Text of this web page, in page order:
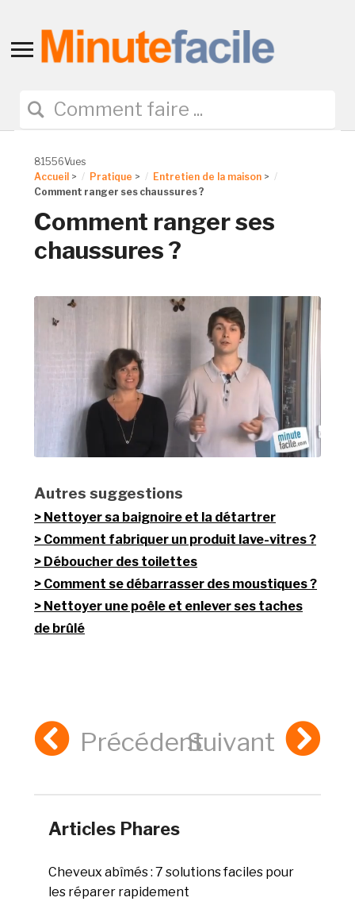
Toggle
navigation
81556Vues
Accueil > Pratique > Entretien de la maison >
Comment ranger ses chaussures ?
Comment ranger ses
chaussures ?
Autres suggestions
Nettoyer sa baignoire et la détartrer
Comment fabriquer un produit lave-vitres ?
Déboucher des toilettes
Comment se débarrasser des moustiques ?
Nettoyer une poêle et enlever ses taches
de brûlé
PrécédentSuivant
Articles Phares
Cheveux abîmés : 7 solutions faciles pour
les réparer rapidement